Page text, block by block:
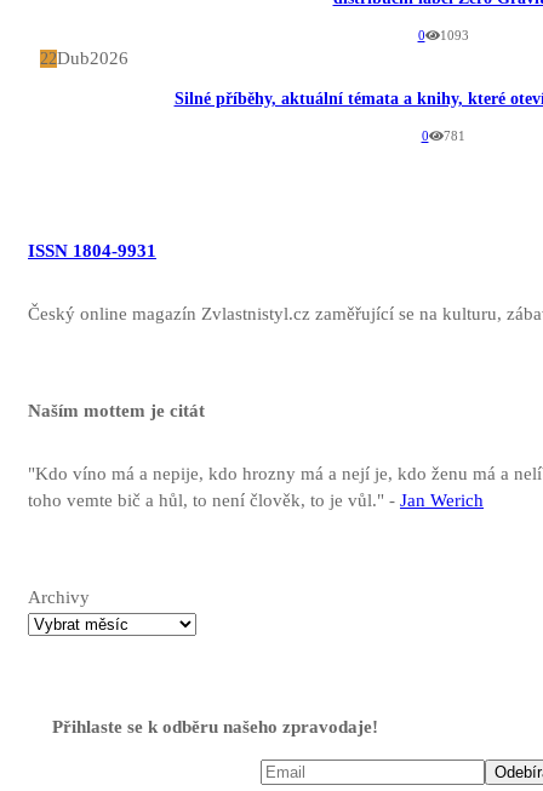
0 1093
22Dub2026
Silné příběhy, aktuální témata a knihy, které
0 781
ISSN 1804-9931
Český online magazín Zvlastnistyl.cz zaměřující se na kulturu,
Naším mottem je citát
"Kdo víno má a nepije, kdo hrozny má a nejí je, kdo ženu má a
toho vemte bič a hůl, to není člověk, to je vůl." - Jan Werich
Archivy
Přihlaste se k odběru našeho zpravodaje!